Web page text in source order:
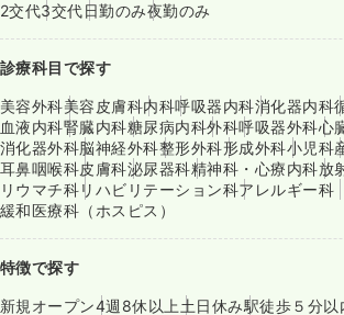
2交代3交代日勤のみ夜勤のみ
診療科目で探す
美容外科美容皮膚科内科呼吸器内科消化器内科
血液内科腎臓内科糖尿病内科外科呼吸器外科心
消化器外科脳神経外科整形外科形成外科小児科
耳鼻咽喉科皮膚科泌尿器科精神科・心療内科放
リウマチ科リハビリテーション科アレルギー科
緩和医療科（ホスピス）
特徴で探す
新規オープン4週8休以上 土日休み駅徒歩５分以